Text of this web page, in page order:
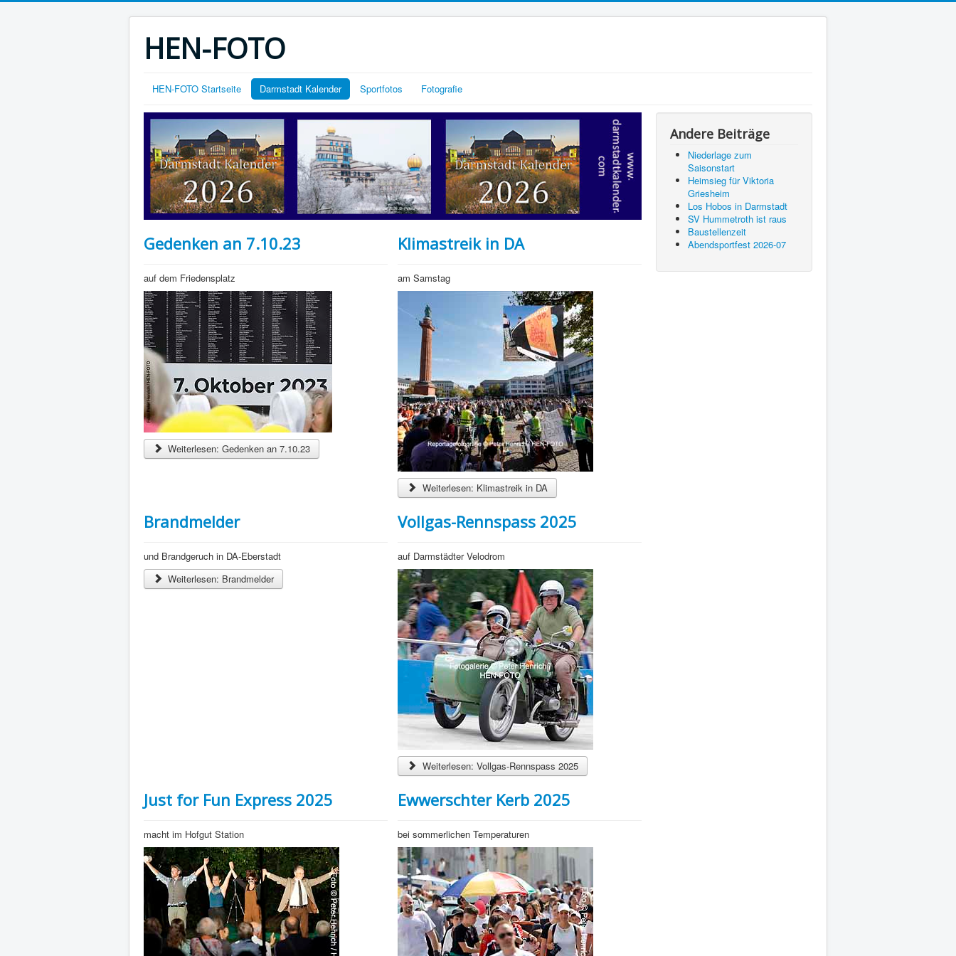
HEN-FOTO
HEN-FOTO Startseite Darmstadt Kalender Sportfotos Fotografie
Gedenken an 7.10.23
auf dem Friedensplatz
Weiterlesen: Gedenken an 7.10.23
Klimastreik in DA
am Samstag
Weiterlesen: Klimastreik in DA
Brandmelder
und Brandgeruch in DA-Eberstadt
Weiterlesen: Brandmelder
Vollgas-Rennspass 2025
auf Darmstädter Velodrom
Weiterlesen: Vollgas-Rennspass 2025
Just for Fun Express 2025
macht im Hofgut Station
Ewwerschter Kerb 2025
bei sommerlichen Temperaturen
Andere Beiträge
Niederlage zum
Saisonstart
Heimsieg für Viktoria
Griesheim
Los Hobos in Darmstadt
SV Hummetroth ist raus
Baustellenzeit
Abendsportfest 2026-07